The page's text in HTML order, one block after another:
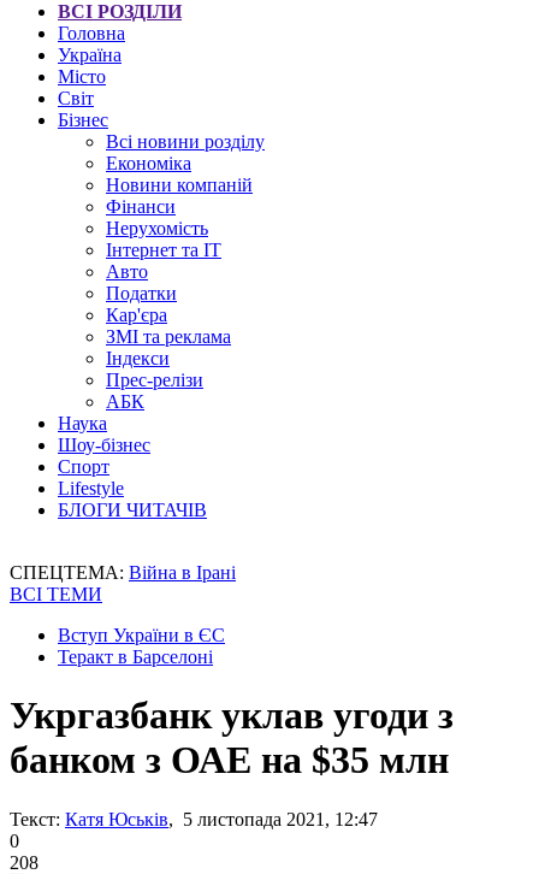
ВСІ РОЗДІЛИ
Головна
Україна
Місто
Світ
Бізнес
Всі новини розділу
Економіка
Новини компаній
Фінанси
Нерухомість
Інтернет та IT
Авто
Податки
Кар'єра
ЗМІ та реклама
Індекси
Прес-релізи
АБК
Наука
Шоу-бізнес
Спорт
Lifestyle
БЛОГИ ЧИТАЧІВ
СПЕЦТЕМА: Війна в Ірані
ВСІ ТЕМИ
Вступ України в ЄС
Теракт в Барселоні
Укргазбанк уклав угоди з
банком з ОАЕ на $35 млн
Текст: Катя Юськів, 5 листопада 2021, 12:47
0
208